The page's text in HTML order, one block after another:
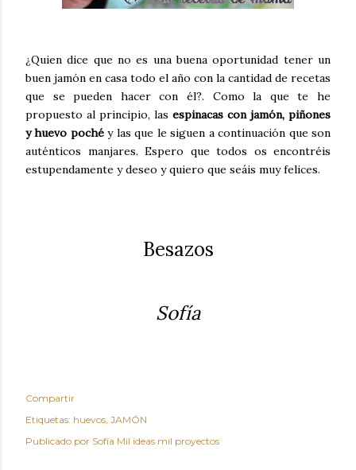
¿Quien dice que no es una buena oportunidad tener un
buen jamón en casa todo el año con la cantidad de recetas
que se pueden hacer con él?. Como la que te he
propuesto al principio, las espinacas con jamón, piñones
y huevo pochéy las que le siguen a continuación que son
auténticos manjares. Espero que todos os encontréis
estupendamente y deseo y quiero que seáis muy felices.
Besazos
Sofía
Compartir
Etiquetas: huevos JAMÓN
Publicado por Sofía Mil ideas mil proyectos